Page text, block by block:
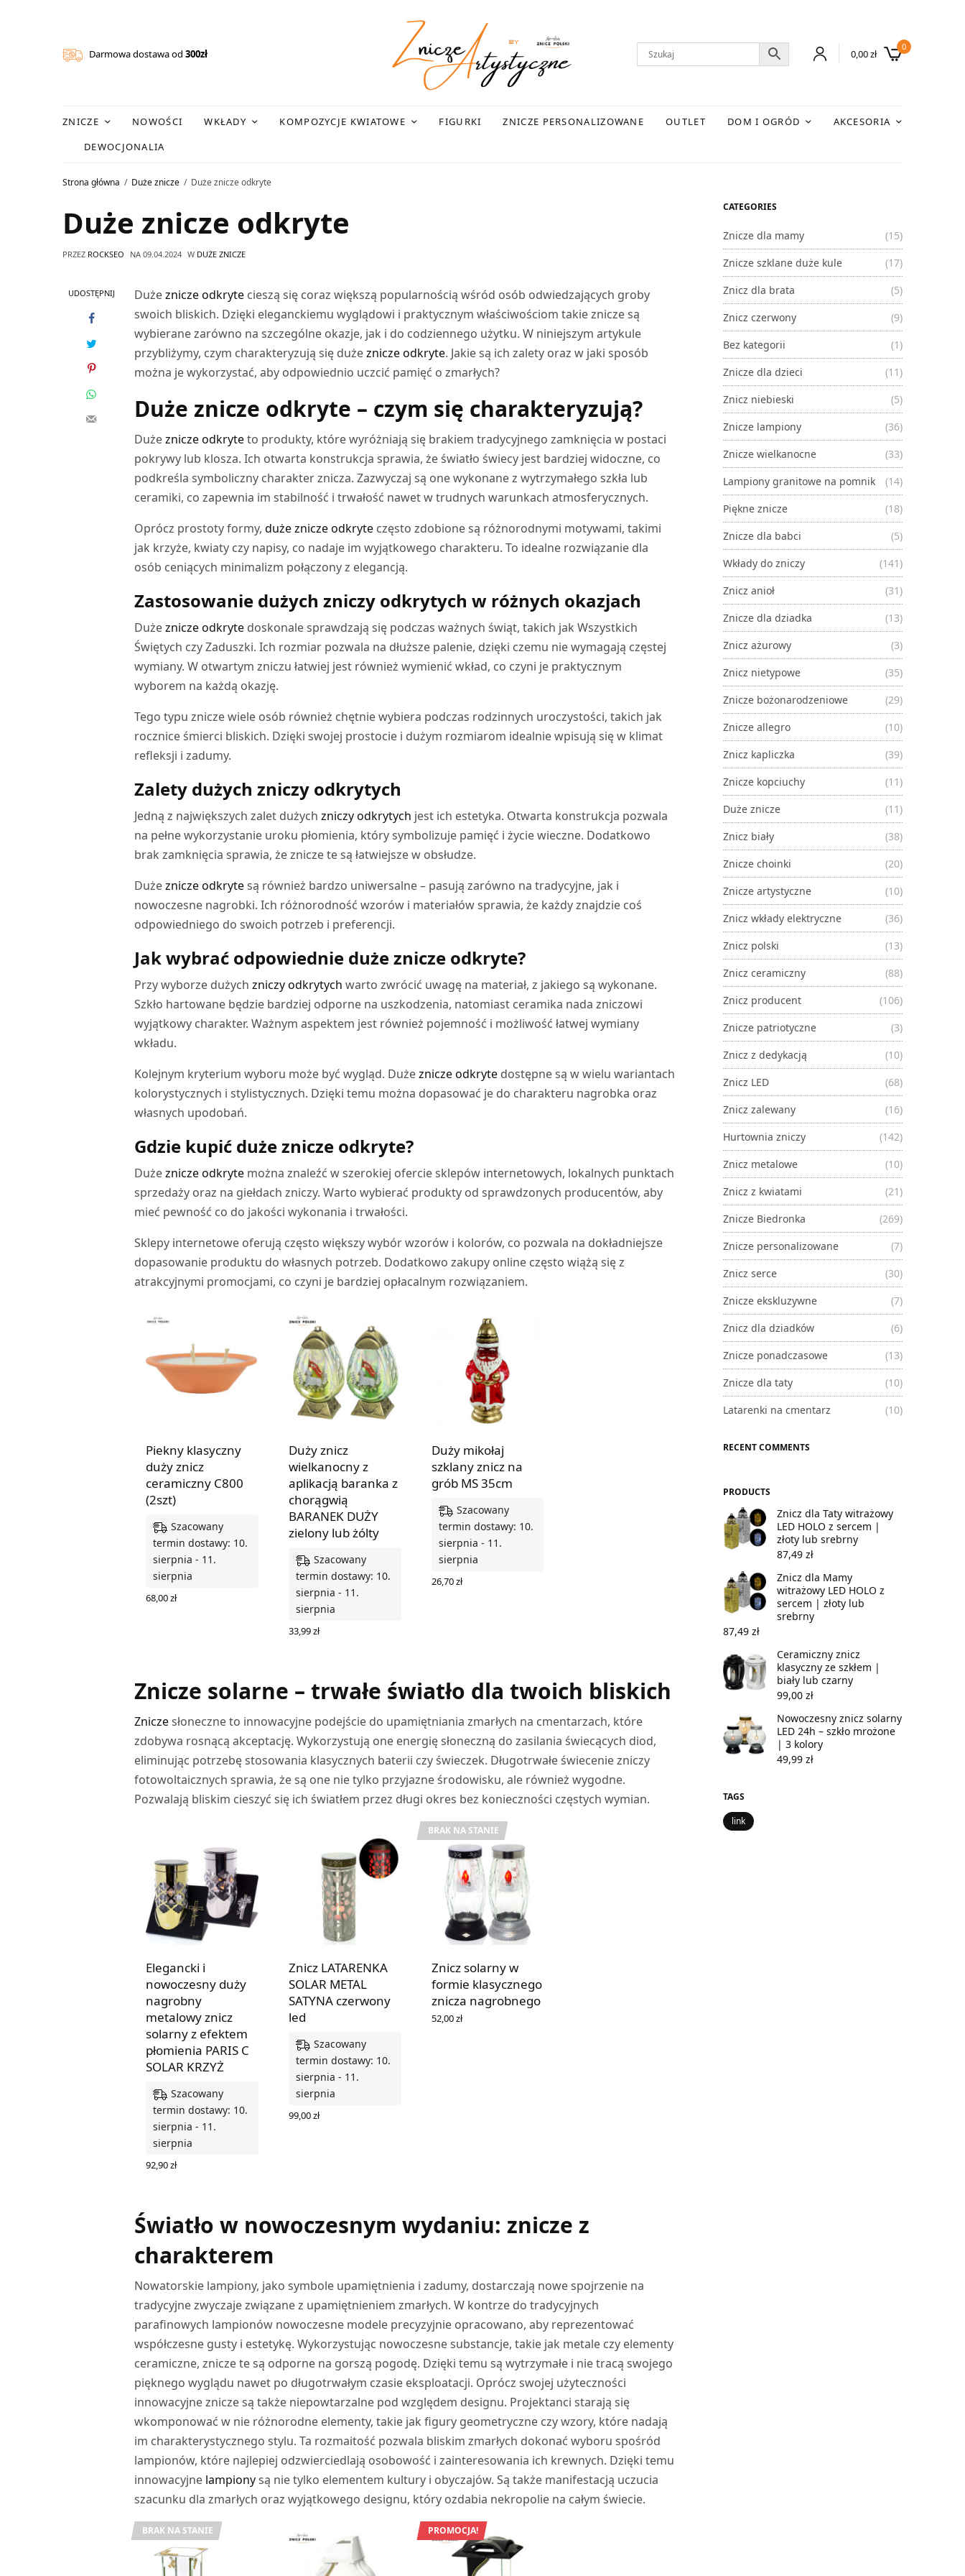
Darmowa dostawa od300zł 0,00zł
0
ZNICZE NOWOŚCI WKŁADY KOMPOZYCJE KWIATOWE FIGURKI ZNICZE PERSONALIZOWANE OUTLET DOM I OGRÓD
AKCESORIA
DEWOCJONALIA
Strona główna Duże znicze Duże znicze odkryte
Duże znicze odkryte
PRZEZ ROCKSEO NA 09.04.2024 W DUŻE ZNICZE
UDOSTĘPNIJ Dużeznicze odkryte cieszą się coraz większą popularnością wśród osób odwiedzających groby
swoich bliskich. Dzięki eleganckiemu wyglądowi i praktycznym właściwościom takie znicze są
wybierane zarówno na szczególne okazje, jak i do codziennego użytku. W niniejszym artykule
przybliżymy, czym charakteryzują się dużeznicze odkryte. Jakie są ich zalety oraz w jaki sposób
można je wykorzystać, aby odpowiednio uczcić pamięć o zmarłych?
Duże znicze odkryte – czym się charakteryzują?
Dużeznicze odkryteto produkty, które wyróżniają się brakiem tradycyjnego zamknięcia w postaci
pokrywy lub klosza. Ich otwarta konstrukcja sprawia, że światło świecy jest bardziej widoczne, co
podkreśla symboliczny charakter znicza. Zazwyczaj są one wykonane z wytrzymałego szkła lub
ceramiki, co zapewnia im stabilność i trwałość nawet w trudnych warunkach atmosferycznych.
Oprócz prostoty formy, duże znicze odkryte często zdobione są różnorodnymi motywami, takimi
jak krzyże, kwiaty czy napisy, co nadaje im wyjątkowego charakteru. To idealne rozwiązanie dla
osób ceniących minimalizm połączony z elegancją.
Zastosowanie dużych zniczy odkrytych w różnych okazjach
Dużeznicze odkryte doskonale sprawdzają się podczas ważnych świąt, takich jak Wszystkich
Świętych czy Zaduszki. Ich rozmiar pozwala na dłuższe palenie, dzięki czemu nie wymagają częstej
wymiany. W otwartym zniczu łatwiej jest również wymienić wkład, co czyni je praktycznym
wyborem na każdą okazję.
Tego typu znicze wiele osób również chętnie wybiera podczas rodzinnych uroczystości, takich jak
rocznice śmierci bliskich. Dzięki swojej prostocie i dużym rozmiarom idealnie wpisują się w klimat
refleksji i zadumy.
Zalety dużych zniczy odkrytych
Jedną z największych zalet dużychzniczy odkrytych jest ich estetyka. Otwarta konstrukcja pozwala
na pełne wykorzystanie uroku płomienia, który symbolizuje pamięć i życie wieczne. Dodatkowo
brak zamknięcia sprawia, że znicze te są łatwiejsze w obsłudze.
Dużeznicze odkrytesą również bardzo uniwersalne – pasują zarówno na tradycyjne, jak i
nowoczesne nagrobki. Ich różnorodność wzorów i materiałów sprawia, że każdy znajdzie coś
odpowiedniego do swoich potrzeb i preferencji.
Jak wybrać odpowiednie duże znicze odkryte?
Przy wyborze dużychzniczy odkrytych warto zwrócić uwagę na materiał, z jakiego są wykonane.
Szkło hartowane będzie bardziej odporne na uszkodzenia, natomiast ceramika nada zniczowi
wyjątkowy charakter. Ważnym aspektem jest również pojemność i możliwość łatwej wymiany
wkładu.
Kolejnym kryterium wyboru może być wygląd. Dużeznicze odkryte dostępne są w wielu wariantach
kolorystycznych i stylistycznych. Dzięki temu można dopasować je do charakteru nagrobka oraz
własnych upodobań.
Gdzie kupić duże znicze odkryte?
Dużeznicze odkryte można znaleźć w szerokiej ofercie sklepów internetowych, lokalnych punktach
sprzedaży oraz na giełdach zniczy. Warto wybierać produkty od sprawdzonych producentów, aby
mieć pewność co do jakości wykonania i trwałości.
Sklepy internetowe oferują często większy wybór wzorów i kolorów, co pozwala na dokładniejsze
dopasowanie produktu do własnych potrzeb. Dodatkowo zakupy online często wiążą się z
atrakcyjnymi promocjami, co czyni je bardziej opłacalnym rozwiązaniem.
Piekny klasyczny
duży znicz
ceramiczny C800
(2szt)
Szacowany
termin dostawy: 10.
sierpnia - 11.
sierpnia
68,00zł
Duży znicz
wielkanocny z
aplikacją baranka z
chorągwią
BARANEK DUŻY
zielony lub żólty
Szacowany
termin dostawy: 10.
sierpnia - 11.
sierpnia
33,99zł
Duży mikołaj
szklany znicz na
grób MS 35cm
Szacowany
termin dostawy: 10.
sierpnia - 11.
sierpnia
26,70zł
Znicze solarne – trwałe światło dla twoich bliskich
Zniczesłoneczne to innowacyjne podejście do upamiętniania zmarłych na cmentarzach, które
zdobywa rosnącą akceptację. Wykorzystują one energię słoneczną do zasilania świecących diod,
eliminując potrzebę stosowania klasycznych baterii czy świeczek. Długotrwałe świecenie zniczy
fotowoltaicznych sprawia, że są one nie tylko przyjazne środowisku, ale również wygodne.
Pozwalają bliskim cieszyć się ich światłem przez długi okres bez konieczności częstych wymian.
Elegancki i
nowoczesny duży
nagrobny
metalowy znicz
solarny z efektem
płomienia PARIS C
SOLAR KRZYŻ
Szacowany
termin dostawy: 10.
sierpnia - 11.
sierpnia
92,90zł
Znicz LATARENKA
SOLAR METAL
SATYNA czerwony
led
Szacowany
termin dostawy: 10.
sierpnia - 11.
sierpnia
99,00zł
BRAK NA STANIE
Znicz solarny w
formie klasycznego
znicza nagrobnego
52,00zł
Światło w nowoczesnym wydaniu: znicze z
charakterem
Nowatorskie lampiony, jako symbole upamiętnienia i zadumy, dostarczają nowe spojrzenie na
tradycyjne zwyczaje związane z upamiętnieniem zmarłych. W kontrze do tradycyjnych
parafinowych lampionów nowoczesne modele precyzyjnie opracowano, aby reprezentować
współczesne gusty i estetykę. Wykorzystując nowoczesne substancje, takie jak metale czy elementy
ceramiczne, znicze te są odporne na gorszą pogodę. Dzięki temu są wytrzymałe i nie tracą swojego
pięknego wyglądu nawet po długotrwałym czasie eksploatacji. Oprócz swojej użyteczności
innowacyjne znicze są także niepowtarzalne pod względem designu. Projektanci starają się
wkomponować w nie różnorodne elementy, takie jak figury geometryczne czy wzory, które nadają
im charakterystycznego stylu. Ta rozmaitość pozwala bliskim zmarłych dokonać wyboru spośród
lampionów, które najlepiej odzwierciedlają osobowość i zainteresowania ich krewnych. Dzięki temu
innowacyjne lampionysą nie tylko elementem kultury i obyczajów. Są także manifestacją uczucia
szacunku dla zmarłych oraz wyjątkowego designu, który ozdabia nekropolie na całym świecie.
BRAK NA STANIE PROMOCJA!
CATEGORIES
Znicze dla mamy
(15)
Znicze szklane duże kule
(17)
Znicz dla brata
(5)
Znicz czerwony
(9)
Bez kategorii
(1)
Znicze dla dzieci
(11)
Znicz niebieski
(5)
Znicze lampiony
(36)
Znicze wielkanocne
(33)
Lampiony granitowe na pomnik
(14)
Piękne znicze
(18)
Znicze dla babci
(5)
Wkłady do zniczy
(141)
Znicz anioł
(31)
Znicze dla dziadka
(13)
Znicz ażurowy
(3)
Znicz nietypowe
(35)
Znicze bożonarodzeniowe
(29)
Znicze allegro
(10)
Znicz kapliczka
(39)
Znicze kopciuchy
(11)
Duże znicze
(11)
Znicz biały
(38)
Znicze choinki
(20)
Znicze artystyczne
(10)
Znicz wkłady elektryczne
(36)
Znicz polski
(13)
Znicz ceramiczny
(88)
Znicz producent
(106)
Znicze patriotyczne
(3)
Znicz z dedykacją
(10)
Znicz LED
(68)
Znicz zalewany
(16)
Hurtownia zniczy
(142)
Znicz metalowe
(10)
Znicz z kwiatami
(21)
Znicze Biedronka
(269)
Znicze personalizowane
(7)
Znicz serce
(30)
Znicze ekskluzywne
(7)
Znicz dla dziadków
(6)
Znicze ponadczasowe
(13)
Znicze dla taty
(10)
Latarenki na cmentarz
(10)
RECENT COMMENTS
PRODUCTS
Znicz dla Taty witrażowy
LED HOLO z sercem |
złoty lub srebrny
87,49 zł
Znicz dla Mamy
witrażowy LED HOLO z
sercem | złoty lub
srebrny
87,49 zł
Ceramiczny znicz
klasyczny ze szkłem |
biały lub czarny
99,00 zł
Nowoczesny znicz solarny
LED 24h – szkło mrożone
| 3 kolory
49,99 zł
TAGS
link